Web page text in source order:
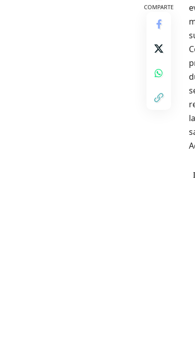
COMPARTE